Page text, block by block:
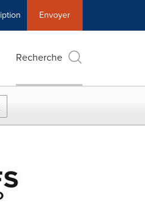
Envoyer
Recherche